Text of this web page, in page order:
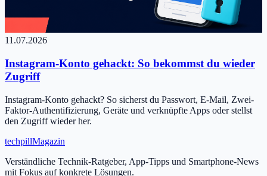
11.07.2026
Instagram-Konto gehackt: So bekommst du wieder
Zugriff
Instagram-Konto gehackt? So sicherst du Passwort, E-Mail, Zwei-
Faktor-Authentifizierung, Geräte und verknüpfte Apps oder stellst
den Zugriff wieder her.
techpillMagazin
Verständliche Technik-Ratgeber, App-Tipps und Smartphone-News
mit Fokus auf konkrete Lösungen.